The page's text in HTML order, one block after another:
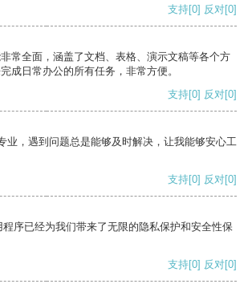
支持[0] 反对[0]
常全面，涵盖了文档、表格、演示文稿等各个方
成日常办公的所有任务，非常方便。
支持[0] 反对[0]
业，遇到问题总是能够及时解决，让我能够安心工
支持[0] 反对[0]
序已经为我们带来了无限的隐私保护和安全性保
支持[0] 反对[0]